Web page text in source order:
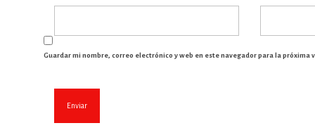
Guardar mi nombre, correo electrónico y web en este navegador para la próxima